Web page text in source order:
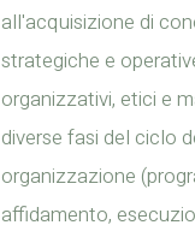
all'acquisizione di
strategiche e
organizzativi, etici e
diverse fasi del ciclo
organizzazione
affidamento,